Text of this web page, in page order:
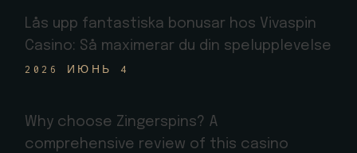
Lås upp fantastiska bonusar hos Vivaspin
Casino: Så maximerar du din spelupplevelse
2026 ИЮНЬ 4
Why choose Zingerspins? A
comprehensive review of this casino